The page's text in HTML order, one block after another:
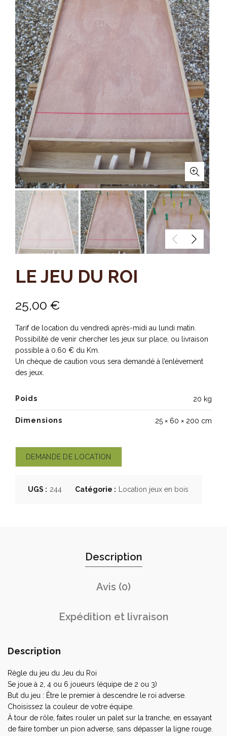
LE JEU DU ROI
25,00 €
Tarif de location du vendredi après-midi au lundi matin.
Possibilité de venir chercher les jeux sur place, ou livraison
possible à 0.60 € du Km.
Un chèque de caution vous sera demandé à l’enlèvement
des jeux.
Poids 20 kg
Dimensions 25 × 60 × 200 cm
DEMANDE DE LOCATION
UGS : 244 Catégorie : Location jeux en bois
Description
Avis (0)
Expédition et livraison
Description
Règle du jeu du Jeu du Roi
Se joue à 2, 4 ou 6 joueurs (équipe de 2 ou 3)
But du jeu : Être le premier à descendre le roi adverse.
Choisissez la couleur de votre équipe.
À tour de rôle, faites rouler un palet sur la tranche, en essayant
de faire tomber un pion adverse, sans dépasser la ligne rouge.